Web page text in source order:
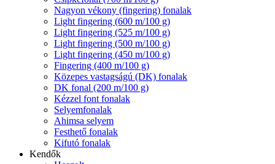
Nagyon vékony (fingering) fonalak
Light fingering (600 m/100 g)
Light fingering (525 m/100 g)
Light fingering (500 m/100 g)
Light fingering (450 m/100 g)
Fingering (400 m/100 g)
Közepes vastagságú (DK) fonalak
DK fonal (200 m/100 g)
Kézzel font fonalak
Selyemfonalak
Ahimsa selyem
Festhető fonalak
Kifutó fonalak
Kendők